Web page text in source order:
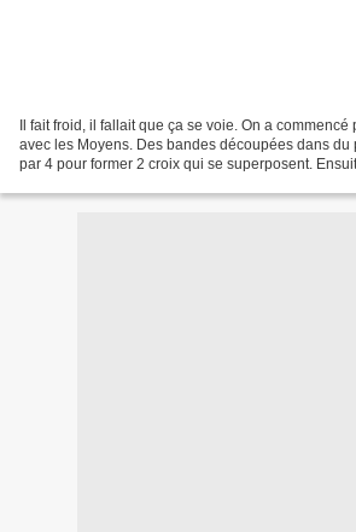
Il fait froid, il fallait que ça se voie. On a commencé
avec les Moyens. Des bandes découpées dans
par 4 pour former 2 croix qui se superposent.